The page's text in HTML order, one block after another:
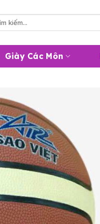
Giày Các Môn